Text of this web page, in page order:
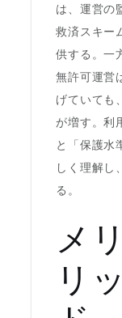
は、運営の
救済スキー
供する。一
無許可運営
げていても
が増す。利
と「保護水
しく理解し、
る。
メ
リ